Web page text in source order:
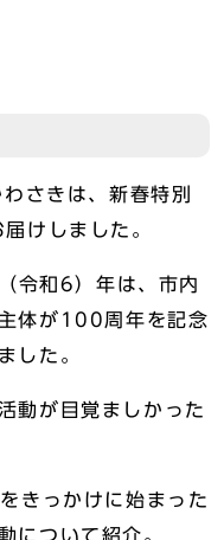
さきは、新春特別
けしました。
令和6）年は、市内
体が100周年を記念
した。
動が目覚ましかった
きっかけに始まった
について紹介。